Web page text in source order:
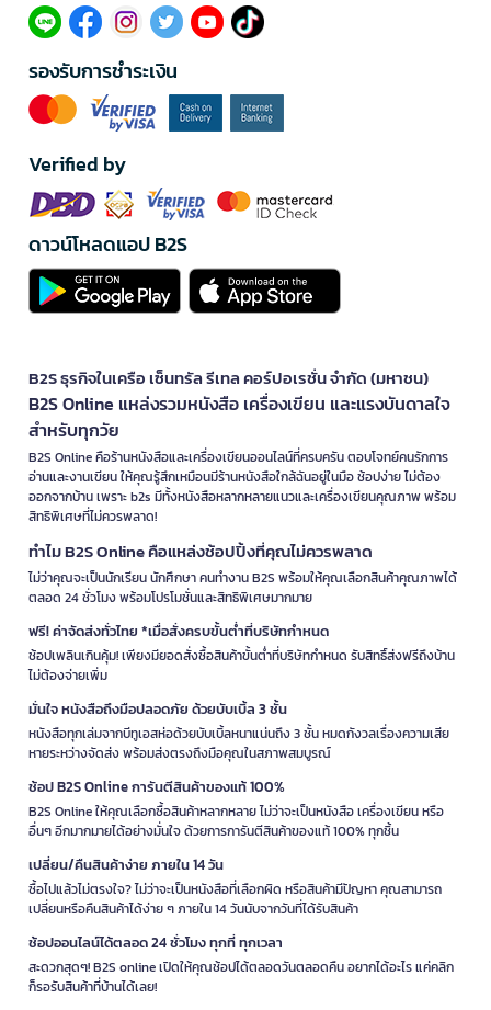
รองรับการชำระเงิน
Verified by
ดาวน์โหลดแอป B2S
B2S ธุรกิจในเครือ เซ็นทรัล รีเทล คอร์ปอเรชั่น จำกัด (มหาชน)
B2S Online แหล่งรวมหนังสือ เครื่องเขียน และแรงบันดาลใจ
สำหรับทุกวัย
B2S Online คือร้านหนังสือและเครื่องเขียนออนไลน์ที่ครบครัน ตอบโจทย์คนรักการ
อ่านและงานเขียน ให้คุณรู้สึกเหมือนมีร้านหนังสือใกล้ฉันอยู่ในมือ ช้อปง่าย ไม่ต้อง
ออกจากบ้าน เพราะ b2s มีทั้งหนังสือหลากหลายแนวและเครื่องเขียนคุณภาพ พร้อม
สิทธิพิเศษที่ไม่ควรพลาด!
ทำไม B2S Online คือแหล่งช้อปปิ้งที่คุณไม่ควรพลาด
ไม่ว่าคุณจะเป็นนักเรียน นักศึกษา คนทำงาน B2S พร้อมให้คุณเลือกสินค้าคุณภาพได้
ตลอด 24 ชั่วโมง พร้อมโปรโมชั่นและสิทธิพิเศษมากมาย
ฟรี! ค่าจัดส่งทั่วไทย *เมื่อสั่งครบขั้นต่ำที่บริษัทกำหนด
ช้อปเพลินเกินคุ้ม! เพียงมียอดสั่งซื้อสินค้าขั้นต่ำที่บริษัทกำหนด รับสิทธิ์ส่งฟรีถึงบ้าน
ไม่ต้องจ่ายเพิ่ม
มั่นใจ หนังสือถึงมือปลอดภัย ด้วยบับเบิ้ล 3 ชั้น
หนังสือทุกเล่มจากบีทูเอสห่อด้วยบับเบิ้ลหนาแน่นถึง 3 ชั้น หมดกังวลเรื่องความเสีย
หายระหว่างจัดส่ง พร้อมส่งตรงถึงมือคุณในสภาพสมบูรณ์
ช้อป B2S Online การันตีสินค้าของแท้ 100%
B2S Online ให้คุณเลือกซื้อสินค้าหลากหลาย ไม่ว่าจะเป็นหนังสือ เครื่องเขียน หรือ
อื่นๆ อีกมากมายได้อย่างมั่นใจ ด้วยการการันตีสินค้าของแท้ 100% ทุกชิ้น
เปลี่ยน/คืนสินค้าง่าย ภายใน 14 วัน
ซื้อไปแล้วไม่ตรงใจ? ไม่ว่าจะเป็นหนังสือที่เลือกผิด หรือสินค้ามีปัญหา คุณสามารถ
เปลี่ยนหรือคืนสินค้าได้ง่าย ๆ ภายใน 14 วันนับจากวันที่ได้รับสินค้า
ช้อปออนไลน์ได้ตลอด 24 ชั่วโมง ทุกที่ ทุกเวลา
สะดวกสุดๆ! B2S online เปิดให้คุณช้อปได้ตลอดวันตลอดคืน อยากได้อะไร แค่คลิก
ก็รอรับสินค้าที่บ้านได้เลย!